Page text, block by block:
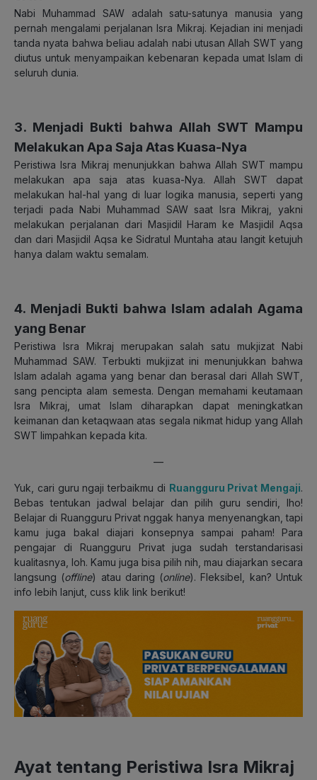
Nabi Muhammad SAW adalah satu-satunya manusia yang
pernah mengalami perjalanan Isra Mikraj. Kejadian ini menjadi
tanda nyata bahwa beliau adalah nabi utusan Allah SWT yang
diutus untuk menyampaikan kebenaran kepada umat Islam di
seluruh dunia.
3. Menjadi Bukti bahwa Allah SWT Mampu
Melakukan Apa Saja Atas Kuasa-Nya
Peristiwa Isra Mikraj menunjukkan bahwa Allah SWT mampu
melakukan apa saja atas kuasa-Nya. Allah SWT dapat
melakukan hal-hal yang di luar logika manusia, seperti yang
terjadi pada Nabi Muhammad SAW saat Isra Mikraj, yakni
melakukan perjalanan dari Masjidil Haram ke Masjidil Aqsa
dan dari Masjidil Aqsa ke Sidratul Muntaha atau langit ketujuh
hanya dalam waktu semalam.
4. Menjadi Bukti bahwa Islam adalah Agama
yang Benar
Peristiwa Isra Mikraj merupakan salah satu mukjizat Nabi
Muhammad SAW. Terbukti mukjizat ini menunjukkan bahwa
Islam adalah agama yang benar dan berasal dari Allah SWT,
sang pencipta alam semesta. Dengan memahami keutamaan
Isra Mikraj, umat Islam diharapkan dapat meningkatkan
keimanan dan ketaqwaan atas segala nikmat hidup yang Allah
SWT limpahkan kepada kita.
—
Yuk, cari guru ngaji terbaikmu di Ruangguru Privat Mengaji.
Bebas tentukan jadwal belajar dan pilih guru sendiri, lho!
Belajar di Ruangguru Privat nggak hanya menyenangkan, tapi
kamu juga bakal diajari konsepnya sampai paham! Para
pengajar di Ruangguru Privat juga sudah terstandarisasi
kualitasnya, loh. Kamu juga bisa pilih nih, mau diajarkan secara
langsung (offline) atau daring (online). Fleksibel, kan? Untuk
info lebih lanjut, cuss klik link berikut!
Ayat tentang Peristiwa Isra Mikraj